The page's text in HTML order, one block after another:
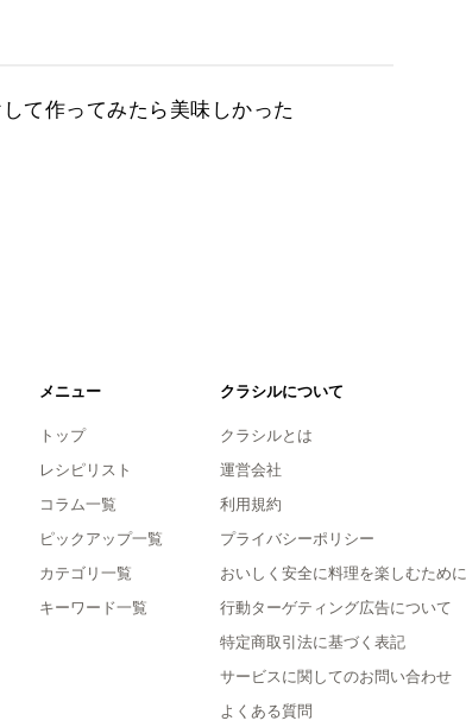
て作ってみたら美味しかった
メニュー
トップ
レシピリスト
コラム一覧
ピックアップ一覧
カテゴリ一覧
キーワード一覧
クラシルについて
クラシルとは
運営会社
利用規約
プライバシーポリシー
おいしく安全に料理を楽しむために
行動ターゲティング広告について
特定商取引法に基づく表記
サービスに関してのお問い合わせ
よくある質問